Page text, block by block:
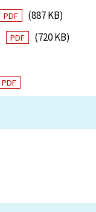
PDF
(887 KB)
PDF
(720 KB)
PDF